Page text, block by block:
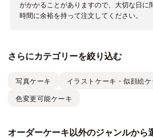
がかかることがありますので、大切な日に
時間に余裕を持って注文してください。
さらにカテゴリーを絞り込む
写真ケーキ イラストケーキ・似顔絵ケ
色変更可能ケーキ
オーダーケーキ以外のジャンルから